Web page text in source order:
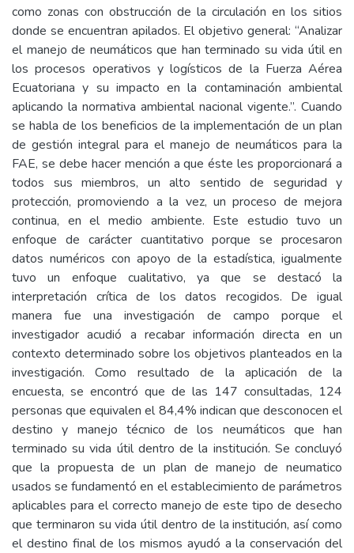
como zonas con obstrucción de la circulación en los sitios
donde se encuentran apilados. El objetivo general: “Analizar
el manejo de neumáticos que han terminado su vida útil en
los procesos operativos y logísticos de la Fuerza Aérea
Ecuatoriana y su impacto en la contaminación ambiental
aplicando la normativa ambiental nacional vigente.”. Cuando
se habla de los beneficios de la implementación de un plan
de gestión integral para el manejo de neumáticos para la
FAE, se debe hacer mención a que éste les proporcionará a
todos sus miembros, un alto sentido de seguridad y
protección, promoviendo a la vez, un proceso de mejora
continua, en el medio ambiente. Este estudio tuvo un
enfoque de carácter cuantitativo porque se procesaron
datos numéricos con apoyo de la estadística, igualmente
tuvo un enfoque cualitativo, ya que se destacó la
interpretación crítica de los datos recogidos. De igual
manera fue una investigación de campo porque el
investigador acudió a recabar información directa en un
contexto determinado sobre los objetivos planteados en la
investigación. Como resultado de la aplicación de la
encuesta, se encontró que de las 147 consultadas, 124
personas que equivalen el 84,4% indican que desconocen el
destino y manejo técnico de los neumáticos que han
terminado su vida útil dentro de la institución. Se concluyó
que la propuesta de un plan de manejo de neumatico
usados se fundamentó en el establecimiento de parámetros
aplicables para el correcto manejo de este tipo de desecho
que terminaron su vida útil dentro de la institución, así como
el destino final de los mismos ayudó a la conservación del